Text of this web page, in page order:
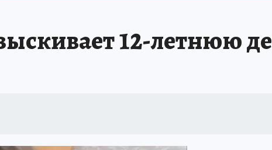
12-летнюю